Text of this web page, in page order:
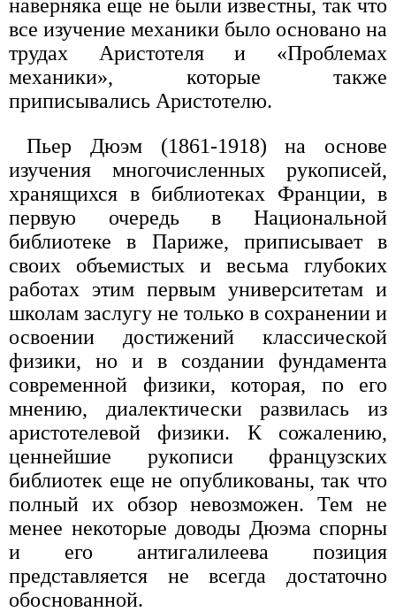
наверняка еще не были известны, так что
все изучение механики было основано на
трудах Аристотеля и «Проблемах
механики», которые также
приписывались Аристотелю.
Пьер Дюэм (1861-1918) на основе
изучения многочисленных рукописей,
хранящихся в библиотеках Франции, в
первую очередь в Национальной
библиотеке в Париже, приписывает в
своих объемистых и весьма глубоких
работах этим первым университетам и
школам заслугу не только в сохранении и
освоении достижений классической
физики, но и в создании фундамента
современной физики, которая, по его
мнению, диалектически развилась из
аристотелевой физики. К сожалению,
ценнейшие рукописи французских
библиотек еще не опубликованы, так что
полный их обзор невозможен. Тем не
менее некоторые доводы Дюэма спорны
и его антигалилеева позиция
представляется не всегда достаточно
обоснованной.